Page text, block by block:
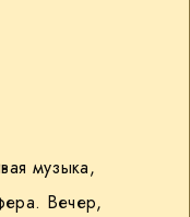
музыка,
Вечер,